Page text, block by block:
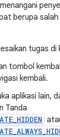
berupa
tugas
tombol
kembali.
aplikasi lain,
Tanda